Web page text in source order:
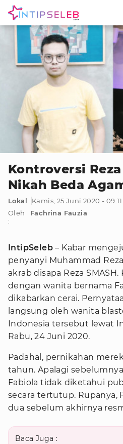
Kontroversi Reza
Nikah Beda
Lokal
Kamis, 25 Juni 2020 -
Oleh
:
Fachrina Fauzia
IntipSeleb – Kabar
penyanyi Muhammad
akrab disapa Reza
dengan wanita bernama
dikabarkan cerai.
langsung oleh wanita
Indonesia tersebut lewat
Rabu, 24 Juni 2020.
Padahal, pernikahan
tahun. Apalagi
Fabiola tidak diketahui
secara tertutup. Rupanya,
dua sebelum akhirnya
Baca Juga :